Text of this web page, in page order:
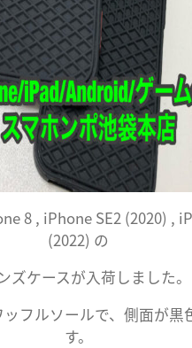
8 , iPhone SE2 (2020) ,
(2022) の
ズケースが入荷しました。
フルソールで、側面が黒
す。